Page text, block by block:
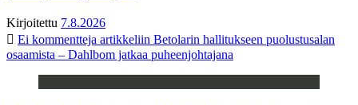
Kirjoitettu 7.8.2026
Ei kommentteja artikkeliin Betolarin hallitukseen puolustusalan
osaamista – Dahlbom jatkaa puheenjohtajana